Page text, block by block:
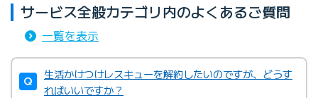
サービス全般カテゴリ内のよくあるご質問
一覧を表示
生活かけつけレスキューを解約したいのですが、どうす
ればいいですか？